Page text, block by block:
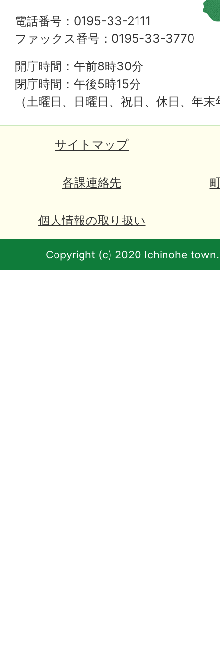
電話番号：0195-33-2111
ファックス番号：0195-33-3770
開庁時間：午前8時30分
閉庁時間：午後5時15分
（土曜日、日曜日、祝日、休日、年
サイトマップ
各課連絡先
個人情報の取り扱い
Copyright (c) 2020 Ichinohe